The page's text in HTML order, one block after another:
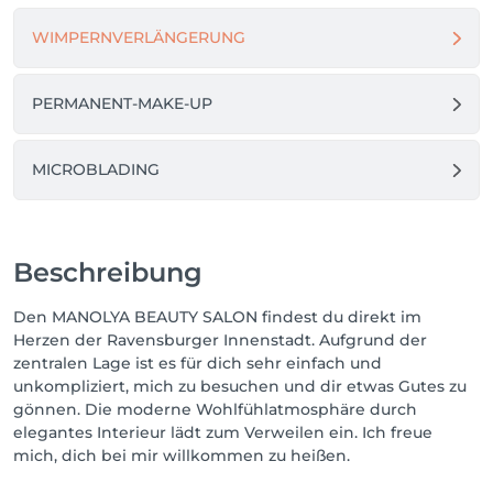
WIMPERNVERLÄNGERUNG
PERMANENT-MAKE-UP
MICROBLADING
Beschreibung
Den MANOLYA BEAUTY SALON findest du direkt im
Herzen der Ravensburger Innenstadt. Aufgrund der
zentralen Lage ist es für dich sehr einfach und
unkompliziert, mich zu besuchen und dir etwas Gutes zu
gönnen. Die moderne Wohlfühlatmosphäre durch
elegantes Interieur lädt zum Verweilen ein. Ich freue
mich, dich bei mir willkommen zu heißen.